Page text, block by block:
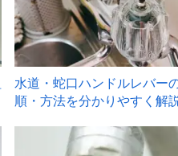
水道・蛇口ハンドルレバー
順・方法を分かりやすく解